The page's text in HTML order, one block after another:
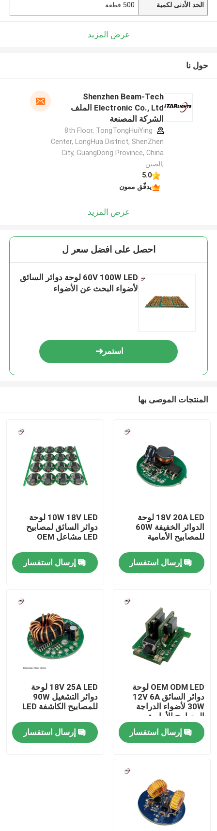
فيديوهات
حولنا
مراقبة الجودة
اتصل بنا
اطلب اقتباس
الحد الأدنى لكمية 500 قطعة
عرض المزيد
حول نا
Shenzhen Beam-Tech
Electronic Co., Ltd الملف
الشركة المصنعة
8th Floor, TongTongHuiYing
Center, LongHua District, ShenZhen
City, GuangDong Province, China
,الصين
5.0
يدقّق ممون
عرض المزيد
احصل على افضل سعر ل
60V 100W LED لوحة دوائر السائق
لأضواء البحث عن الأضواء
استمر
المنتجات الموصى بها
18V 20A LED لوحة
الدوائر الخفيفة 60W
للمصابيح الأمامية
إرسال استفسار
10W 18V LED لوحة
دوائر السائق لمصابيح
LED مشاعل OEM
إرسال استفسار
OEM ODM LED لوحة
دوائر السائق 12V 6A
30W لأضواء الدراجة
المصابيح الأمامية
إرسال استفسار
18V 25A LED لوحة
دوائر التشغيل 90W
للمصابيح الكاشفة LED
إرسال استفسار